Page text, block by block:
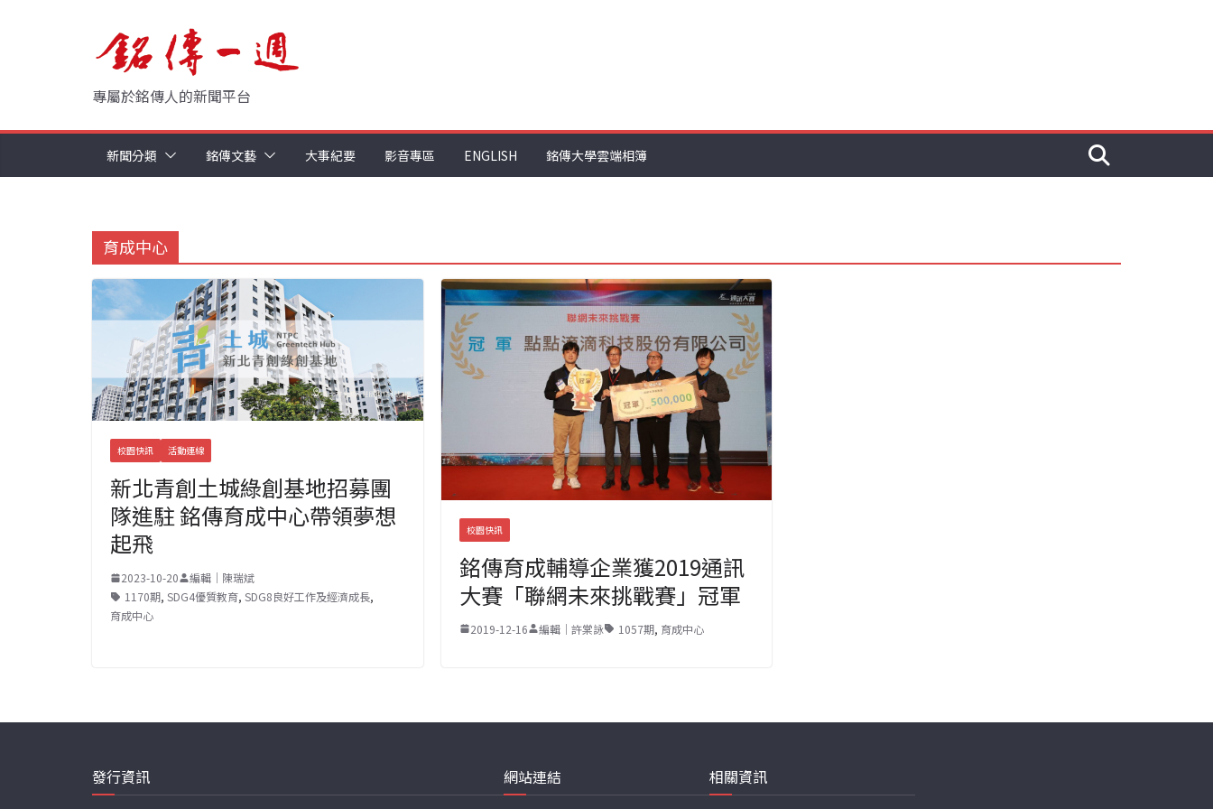
專屬於銘傳人的新聞平台
新聞分類 銘傳文藝 大事紀要 影音專區 ENGLISH 銘傳大學雲端相簿
育成中心
校園快訊 活動連線
新北青創土城綠創基地招募團
隊進駐 銘傳育成中心帶領夢想
起飛
2023-10-20
編輯｜陳瑞斌
1170期, SDG4優質教育, SDG8良好工作及經濟成長,
育成中心
校園快訊
銘傳育成輔導企業獲2019通訊
大賽「聯網未來挑戰賽」冠軍
2019-12-16 編輯｜許棠詠 1057期, 育成中心
發行資訊 網站連結 相關資訊